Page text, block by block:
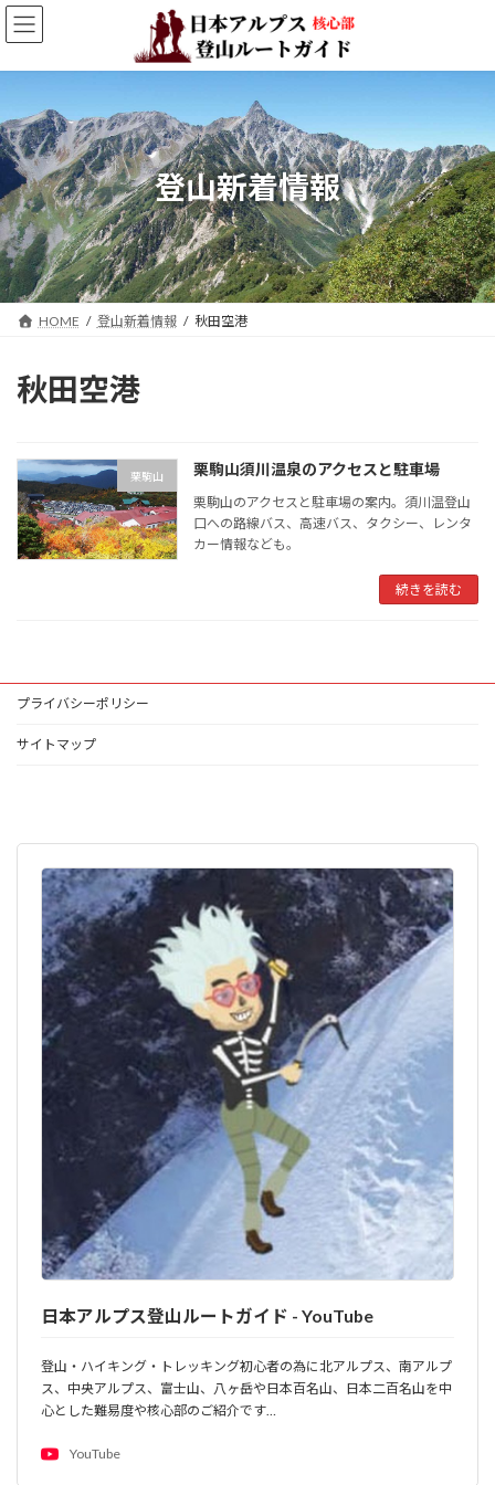
コ
ン
ン
へ
ス
キ
ッ
プ
ナ
ビ
ー
ョ
ン
に
移
動
登山新着情報
HOME 登山新着情報 秋田空港
秋田空港
栗駒山 栗駒山須川温泉のアクセスと駐車場
栗駒山のアクセスと駐車場の案内。須川温登山
口への路線バス、高速バス、タクシー、レンタ
カー情報なども。
続きを読む
プライバシーポリシー
サイトマップ
日本アルプス登山ルートガイド - YouTube
登山・ハイキング・トレッキング初心者の為に北アルプス、南アルプ
ス、中央アルプス、富士山、八ヶ岳や日本百名山、日本二百名山を中
心とした難易度や核心部のご紹介です…
YouTube